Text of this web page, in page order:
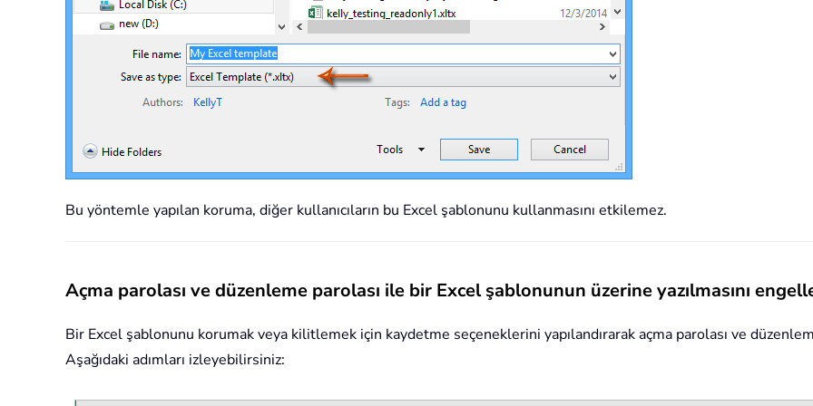
Bu yöntemle yapılan koruma, diğer kullanıcıların bu Excel şablonunu kullanmasını etkilemez.
Açma parolası ve düzenleme parolası ile bir Excel şablonunun üzerine yazılmasını
Bir Excel şablonunu korumak veya kilitlemek için kaydetme seçeneklerini yapılandırarak açma parolası ve
Aşağıdaki adımları izleyebilirsiniz: